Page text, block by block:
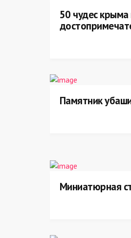
50 чудес крыма
Памятник
Миниатюрная